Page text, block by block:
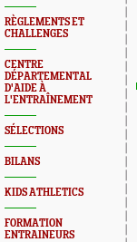
RÈGLEMENTS ET
CHALLENGES
CENTRE
DÉPARTEMENTAL
D'AIDE À
L'ENTRAÎNEMENT
SÉLECTIONS
BILANS
KIDS ATHLETICS
FORMATION
ENTRAINEURS